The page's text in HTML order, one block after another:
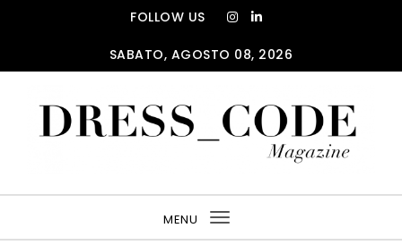
FOLLOW US
SABATO, AGOSTO 08, 2026
MENU
Toggle